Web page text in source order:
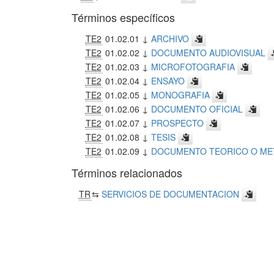
Términos específicos
TE2 01.02.01 ↓ ARCHIVO
TE2 01.02.02 ↓ DOCUMENTO AUDIOVISUAL
TE2 01.02.03 ↓ MICROFOTOGRAFIA
TE2 01.02.04 ↓ ENSAYO
TE2 01.02.05 ↓ MONOGRAFIA
TE2 01.02.06 ↓ DOCUMENTO OFICIAL
TE2 01.02.07 ↓ PROSPECTO
TE2 01.02.08 ↓ TESIS
TE2 01.02.09 ↓ DOCUMENTO TEORICO O
Términos relacionados
TR⇆ SERVICIOS DE DOCUMENTACION